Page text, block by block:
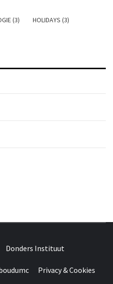
(3) HOLIDAYS (3)
WONDERS
Donders Instituut
Privacy & Cookies